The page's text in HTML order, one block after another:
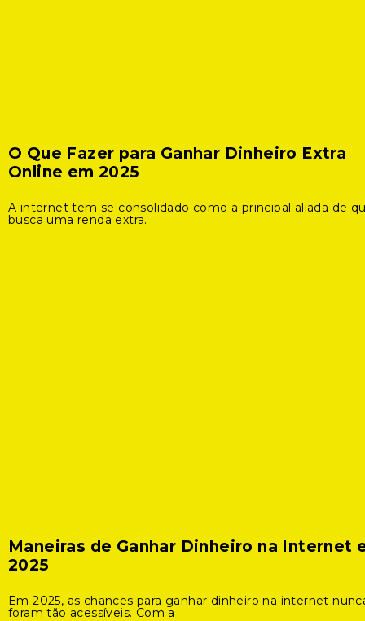
O Que Fazer para Ganhar Dinheiro Extra
Online em 2025
A internet tem se consolidado como a principal aliada de
busca uma renda extra.
Maneiras de Ganhar Dinheiro na Internet
2025
Em 2025, as chances para ganhar dinheiro na internet
foram tão acessíveis. Com a